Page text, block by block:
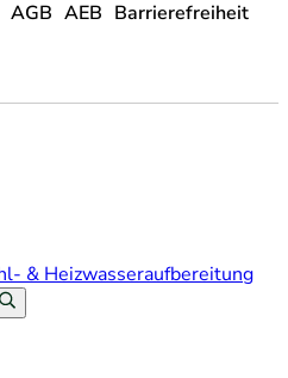
AGB AEB Barrierefreiheit